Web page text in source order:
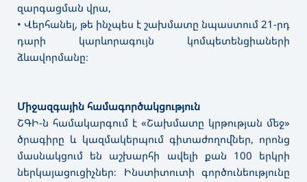
զարգացման վրա,
• Վերհանել, թե ինչպես է շախմատը նպաստում 21-րդ
դարի կարևորագույն կոմպետենցիաների
ձևավորմանը։
Միջազգային համագործակցություն
ՇԳԻ-ն համակարգում է «Շախմատը կրթության մեջ»
ծրագիրը և կազմակերպում գիտաժողովներ, որոնց
մասնակցում են աշխարհի ավելի քան 100 երկրի
ներկայացուցիչներ։ Ինստիտուտի գործունեությունը